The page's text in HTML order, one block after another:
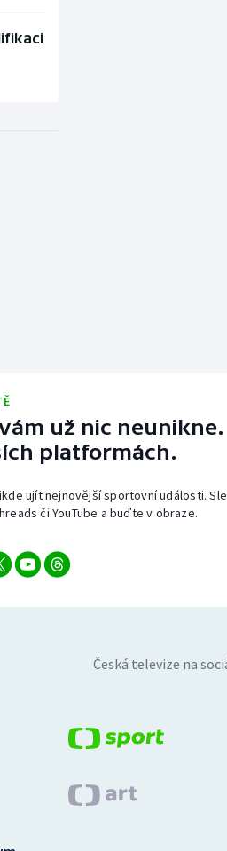
už nic
platformách.
ujít nejnovější sportovní události.
či YouTube a buďte v obraze.
Česká televize na